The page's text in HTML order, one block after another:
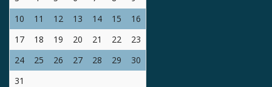
10
11 12 13 14 15
16
17
18 19 20 21 22
23
24
25 26 27 28 29
30
31